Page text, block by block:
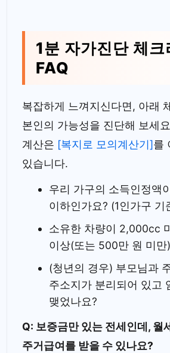
1분 자가진단 체크
FAQ
복잡하게 느껴지신다면, 아래
본인의 가능성을 진단해 보세
계산은 [복지로 모의계산기]를
있습니다.
우리 가구의 소득인정액
이하인가요? (1인가구 기
소유한 차량이 2,000cc
이상(또는 500만 원 미만
(청년의 경우) 부모님과
주소지가 분리되어 있고
맺었나요?
Q: 보증금만 있는 전세인데, 월
주거급여를 받을 수 있나요?